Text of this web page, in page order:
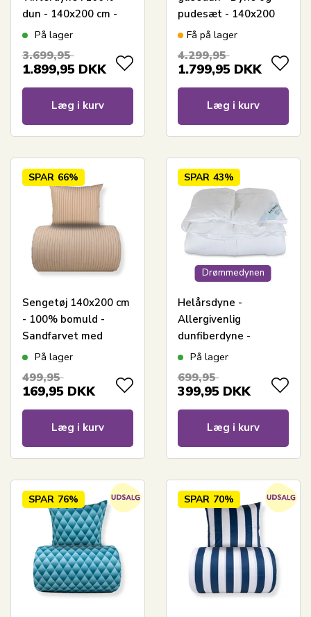
dun - 140x200 cm -
Borg Living
På lager
3.699,95
1.899,95 DKK
Læg i kurv
pudesæt - 140x200
cm + pude 60x63 cm -
gåsedunsdyne
Få på lager
4.299,95
1.799,95 DKK
Læg i kurv
SPAR 66%
Sengetøj 140x200 cm
- 100% bomuld -
Sandfarvet med
brune striber
På lager
499,95
169,95 DKK
Læg i kurv
Drømmedynen
SPAR 43%
Helårsdyne -
Allergivenlig
dunfiberdyne -
140x200 cm -
Sleep
På lager
699,95
399,95 DKK
Læg i kurv
SPAR 76% SPAR 70%